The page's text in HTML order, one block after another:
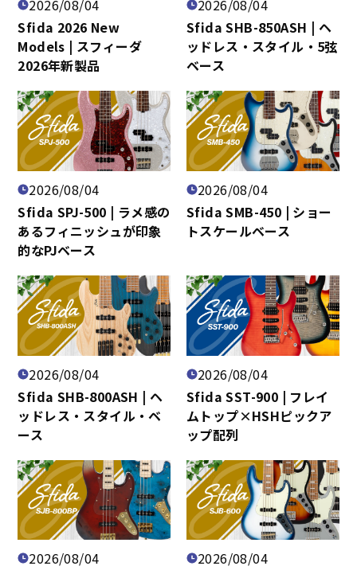
2026/08/04
Sfida 2026 New
Models | スフィーダ
2026年新製品
2026/08/04
Sfida SHB-850ASH | ヘ
ッドレス・スタイル・5弦
ベース
2026/08/04
Sfida SPJ-500 | ラメ感の
あるフィニッシュが印象
的なPJベース
2026/08/04
Sfida SMB-450 | ショー
トスケールベース
2026/08/04
Sfida SHB-800ASH | ヘ
ッドレス・スタイル・ベ
ース
2026/08/04
Sfida SST-900 | フレイ
ムトップ×HSHピックア
ップ配列
2026/08/04
2026/08/04